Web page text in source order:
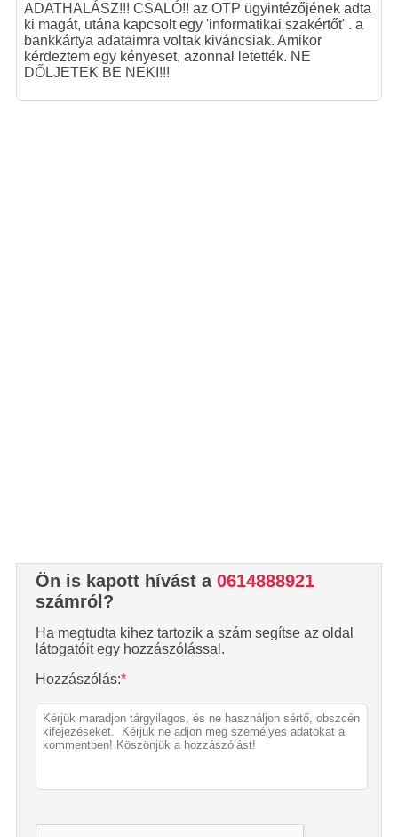
ADATHALÁSZ!!! CSALÓ!! az OTP ügyintézőjének adta
ki magát, utána kapcsolt egy 'informatikai szakértőt' . a
bankkártya adataimra voltak kiváncsiak. Amikor
kérdeztem egy kényeset, azonnal letették. NE
DŐLJETEK BE NEKI!!!
Ön is kapott hívást a 0614888921
számról?
Ha megtudta kihez tartozik a szám segítse az oldal
látogatóit egy hozzászólással.
Hozzászólás:*